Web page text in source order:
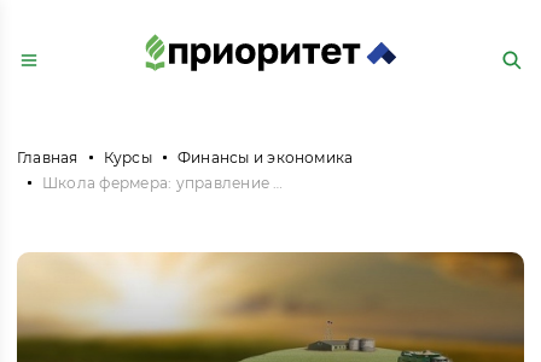
Главная Курсы
Финансы и экономика
Школа фермера: управление крестьянским (фермерским) хозяйством профиль молочное скотоводство / садоводство / овощеводство / виноградарство